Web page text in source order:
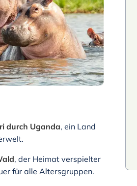
durch Uganda, ein Land
, der Heimat verspielter
für alle Altersgruppen.